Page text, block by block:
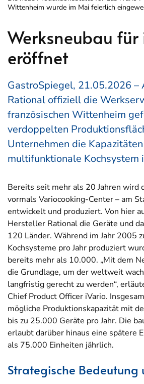
Wittenheim wurde im Mai feierlich
Werksneubau für
eröffnet
GastroSpiegel, 21.05.2026 –
Rational offiziell die
französischen Wittenheim
verdoppelten
Unternehmen die
multifunktionale Kochsystem
Bereits seit mehr als 20 Jahren wird
vormals Variocooking-Center – am
entwickelt und produziert. Von hier
Hersteller Rational die Geräte und
120 Länder. Während im Jahr 2005
Kochsysteme pro Jahr produziert
bereits mehr als 10.000. „Mit dem
die Grundlage, um der weltweit
langfristig gerecht zu werden“,
Chief Product Officer iVario.
mögliche Produktionskapazität mit
bis zu 25.000 Geräte pro Jahr. Die
erlaubt darüber hinaus eine spätere
als 75.000 Einheiten jährlich.
Strategische Bedeutung